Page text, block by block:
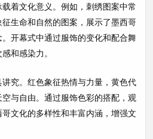
着文化意义。例如，刺绣图案中常
生命和自然的图案，展示了墨西哥
开幕式中通过服饰的变化和配合舞
和感染力。
究。红色象征热情与力量，黄色代
与自由。通过服饰色彩的搭配，观
文化的多样性和丰富内涵，增强文